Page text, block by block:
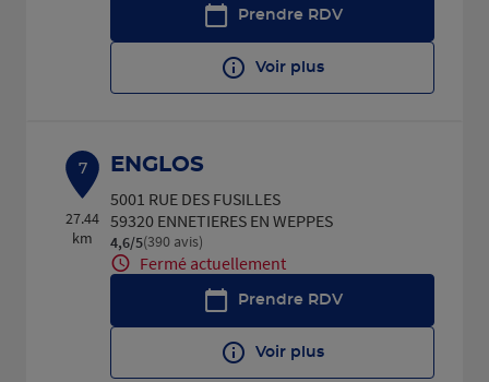
Prendre RDV
Voir plus
7
27.44
km
ENGLOS
5001 RUE DES FUSILLES
59320 ENNETIERES EN WEPPES
4,6/5Note de 4.6 sur 5
(390 avis)
Fermé actuellement
Prendre RDV
Voir plus